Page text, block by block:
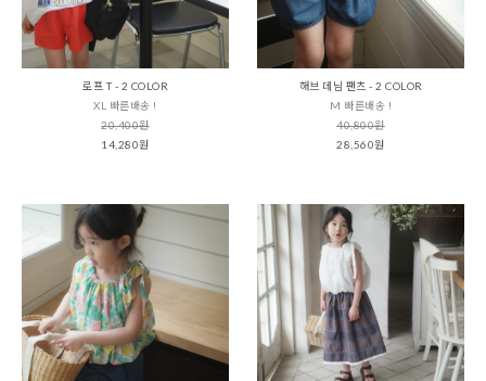
로프 T - 2 COLOR
XL 빠른배송 !
20,400원
14,280원
해브 데님 팬츠 - 2 COLOR
M 빠른배송 !
40,800원
28,560원